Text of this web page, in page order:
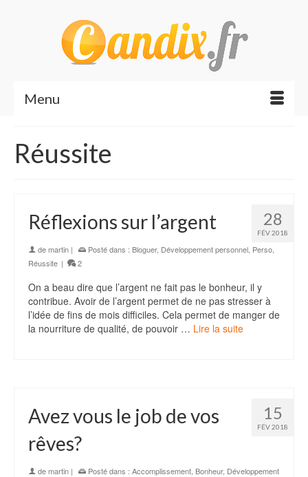
Menu
Réussite
28
FÉV 2018
Réflexions sur l’argent
demartin | Posté dans : Bloguer, Développement personnel Perso
Réussite | 2
On a beau dire que l’argent ne fait pas le bonheur, il y
contribue. Avoir de l’argent permet de ne pas stresser à
l’idée de fins de mois difficiles. Cela permet de manger de
la nourriture de qualité, de pouvoir … Lire la suite
15
FÉV 2018
Avez vous le job de vos
rêves?
demartin | Posté dans : Accomplissement Bonheur, Développement